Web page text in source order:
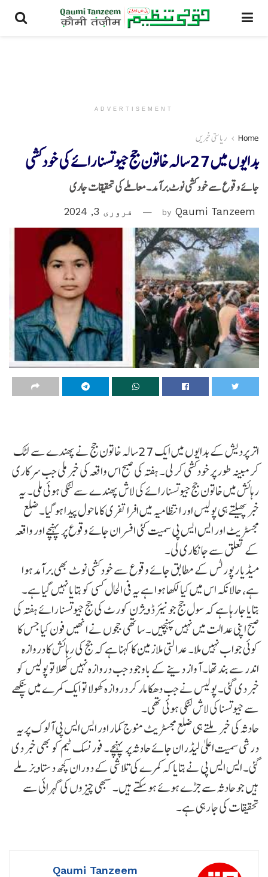
ADVERTISEMENT
Home ریاستی خبریں
بدایوں میں 27سالہ خاتون جج جیوتسنا رائے کی خودکشی
جائے وقوع سے خودکشی نوٹ برآمد۔معاملے کی تحقیقات جاری
by Qaumi Tanzeem فروری 3, 2024
اتر پردیش کے بدایوں میں ایک 27سالہ خاتون جج نے پھندے سے لٹک
کر مبینہ طور پر خودکشی کر لی۔ ہفتہ کی صبح اس واقعہ کی خبر ملی جب سرکاری
رہائش میں خاتون جج جیوتسنا رائے کی لاش پھندے سے لٹکی ہوئی ملی۔ یہ
خبر پھیلتے ہی پولیس اور انتظامیہ میں افرا تفری کا ماحول پیدا ہو گیا۔ ضلع
مجسٹریٹ اور ایس ایس پی سمیت کئی افسران جائے وقوع پر پہنچے اور واقعہ
کے تعلق سے جانکاری لی۔
میڈیا رپورٹس کے مطابق جائے وقوع سے خودکشی نوٹ بھی برآمد ہوا
ہے، حالانکہ اس میں کیا لکھا ہوا ہے یہ فی الحال کسی کو بتایا نہیں گیا ہے۔
بتایا جا رہا ہے کہ سول جج جونیئر ڈویژن کورٹ کی جج جیوتسنا رائے ہفتہ کی
صبح اپنی عدالت میں نہیں پہنچیں۔ ساتھی ججوں نے انھیں فون کیا جس کا
کوئی جواب نہیں ملا۔ عدالتی ملازمین کا کہنا ہے کہ جج کی رہائش کا دروازہ
اندر سے بند تھا۔ آواز دینے کے باوجود جب دروازہ نہیں کھلا تو پولیس کو
خبر دی گئی۔ پولیس نے جب دھکا مار کر دروازہ کھولا تو ایک کمرے میں پنکھے
سے جیوتسنا کی لاش لٹکی ہوئی تھی۔
حادثہ کی خبر ملتے ہی ضلع مجسٹریٹ منوج کمار اور ایس ایس پی آلوک پریہ
درشی سمیت اعلیٰ لیڈران جائے حادثہ پر پہنچے۔ فورنسک ٹیم کو بھی خبر دی
گئی۔ ایس ایس پی نے بتایا کہ کمرے کی تلاشی کے دوران کچھ دستاویز ملے
ہیں جو حادثہ سے جڑے ہوئے ہو سکتے ہیں۔ سبھی چیزوں کی گہرائی سے
تحقیقات کی جا رہی ہے۔
Qaumi Tanzeem